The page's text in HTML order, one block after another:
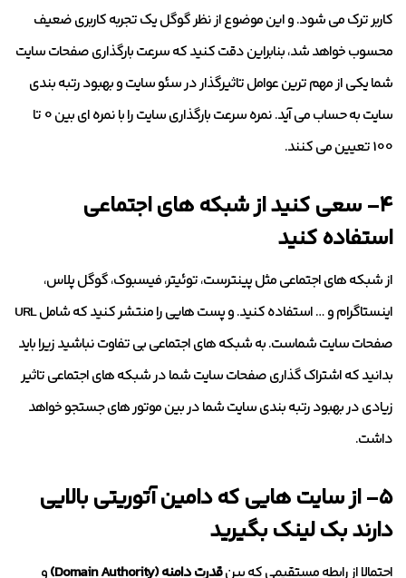
کاربر ترک می شود. و این موضوع از نظر گوگل یک تجربه کاربری ضعیف
محسوب خواهد شد، بنابراین دقت کنید که سرعت بارگذاری صفحات سایت
شما یکی از مهم ترین عوامل تاثیرگذار در سئو سایت و بهبود رتبه بندی
سایت به حساب می آید. نمره سرعت بارگذاری سایت را با نمره ای بین 0 تا
100 تعیین می کنند.
۴- سعی کنید از شبکه های اجتماعی
استفاده کنید
از شبکه های اجتماعی مثل پینترست، توئیتر، فیسبوک، گوگل پلاس،
اینستاگرام و … استفاده کنید. و پست هایی را منتشر کنید که شامل URL
صفحات سایت شماست. به شبکه های اجتماعی بی تفاوت نباشید زیرا باید
بدانید که اشتراک گذاری صفحات سایت شما در شبکه های اجتماعی تاثیر
زیادی در بهبود رتبه بندی سایت شما در بین موتور های جستجو خواهد
داشت.
۵- از سایت هایی که دامین آتوریتی بالایی
دارند بک لینک بگیرید
احتمالا از رابطه مستقیمی که بینقدرت دامنه (Domain Authority) و